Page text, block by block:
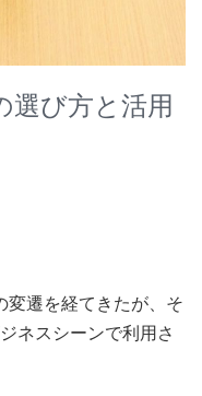
選び方と活用
変遷を経てきたが、そ
ネスシーンで利用さ